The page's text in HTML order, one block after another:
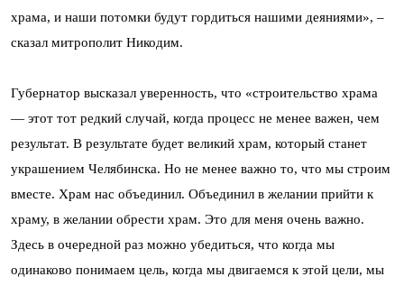
храма, и наши потомки будут гордиться нашими деяниями», –
сказал митрополит Никодим.
Губернатор высказал уверенность, что «строительство храма
— этот тот редкий случай, когда процесс не менее важен, чем
результат. В результате будет великий храм, который станет
украшением Челябинска. Но не менее важно то, что мы строим
вместе. Храм нас объединил. Объединил в желании прийти к
храму, в желании обрести храм. Это для меня очень важно.
Здесь в очередной раз можно убедиться, что когда мы
одинаково понимаем цель, когда мы двигаемся к этой цели, мы